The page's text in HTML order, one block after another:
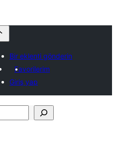
Bir eklenti gönderin
Favorilerim
Giriş yap